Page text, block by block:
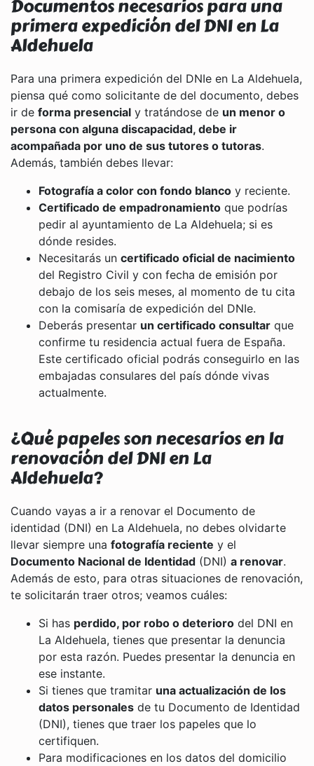
Documentos necesarios para una
primera expedición del DNI en La
Aldehuela
Para una primera expedición del DNIe en La Aldehuela,
piensa qué como solicitante de del documento, debes
ir de forma presencial y tratándose de un menor o
persona con alguna discapacidad, debe ir
acompañada por uno de sus tutores o tutoras.
Además, también debes llevar:
Fotografía a color con fondo blanco y reciente.
Certificado de empadronamiento que podrías
pedir al ayuntamiento de La Aldehuela; si es
dónde resides.
Necesitarás un certificado oficial de nacimiento
del Registro Civil y con fecha de emisión por
debajo de los seis meses, al momento de tu cita
con la comisaría de expedición del DNIe.
Deberás presentar un certificado consultar que
confirme tu residencia actual fuera de España.
Este certificado oficial podrás conseguirlo en las
embajadas consulares del país dónde vivas
actualmente.
¿Qué papeles son necesarios en la
renovación del DNI en La
Aldehuela?
Cuando vayas a ir a renovar el Documento de
identidad (DNI) en La Aldehuela, no debes olvidarte
llevar siempre una fotografía reciente y el
Documento Nacional de Identidad (DNI) a renovar.
Además de esto, para otras situaciones de renovación,
te solicitarán traer otros; veamos cuáles:
Si has perdido, por robo o deterioro del DNI en
La Aldehuela, tienes que presentar la denuncia
por esta razón. Puedes presentar la denuncia en
ese instante.
Si tienes que tramitar una actualización de los
datos personales de tu Documento de Identidad
(DNI), tienes que traer los papeles que lo
certifiquen.
Para modificaciones en los datos del domicilio